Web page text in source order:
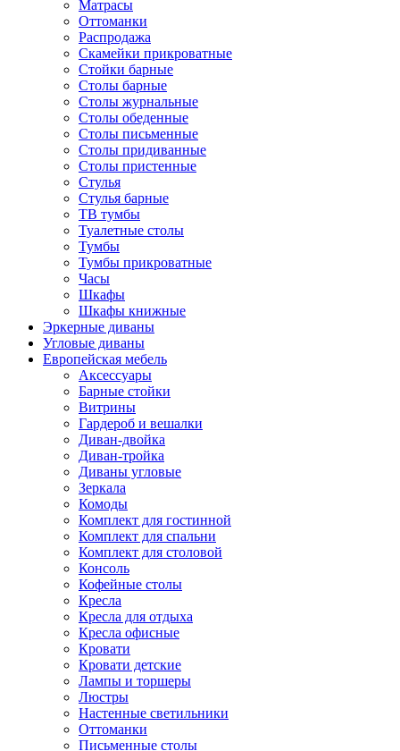
Матрасы
Оттоманки
Распродажа
Скамейки прикроватные
Стойки барные
Столы барные
Столы журнальные
Столы обеденные
Столы письменные
Столы придиванные
Столы пристенные
Стулья
Стулья барные
ТВ тумбы
Туалетные столы
Тумбы
Тумбы прикроватные
Часы
Шкафы
Шкафы книжные
Эркерные диваны
Угловые диваны
Европейская мебель
Аксессуары
Барные стойки
Витрины
Гардероб и вешалки
Диван-двойка
Диван-тройка
Диваны угловые
Зеркала
Комоды
Комплект для гостинной
Комплект для спальни
Комплект для столовой
Консоль
Кофейные столы
Кресла
Кресла для отдыха
Кресла офисные
Кровати
Кровати детские
Лампы и торшеры
Люстры
Настенные светильники
Оттоманки
Письменные столы